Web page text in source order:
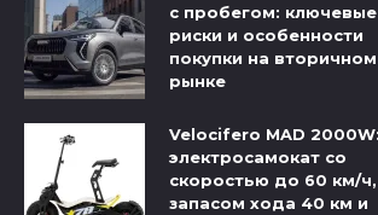
с пробегом: ключевые
риски и особенности
покупки на вторичном
рынке
Velocifero MAD 2000W:
электросамокат со
скоростью до 60 км/ч,
запасом хода 40 км и